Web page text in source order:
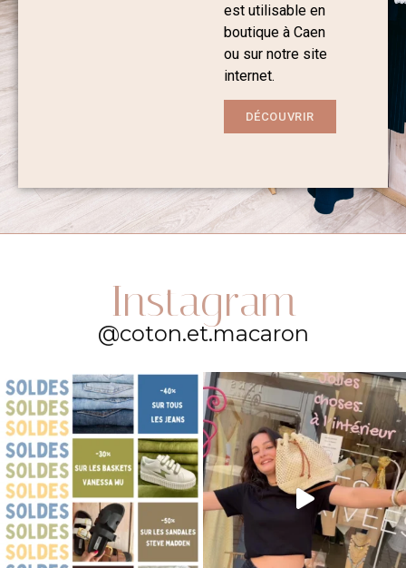
est utilisable en
boutique à Caen
ou sur notre site
internet.
DÉCOUVRIR
Instagram
@coton.et.macaron